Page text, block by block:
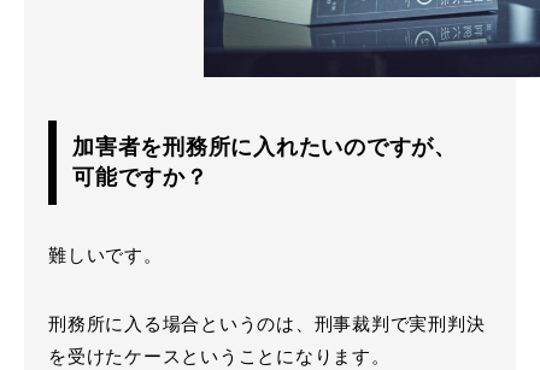
加害者を刑務所に入れたいのですが、
可能ですか？
難しいです。
刑務所に入る場合というのは、刑事裁判で実刑判決
を受けたケースということになります。